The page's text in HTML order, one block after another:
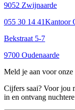
9052 Zwijnaarde
055 30 14 41Kantoor
Bekstraat 5-7
9700 Oudenaarde
Meld je aan voor
Cijfers saai? Voor jou
in en ontvang